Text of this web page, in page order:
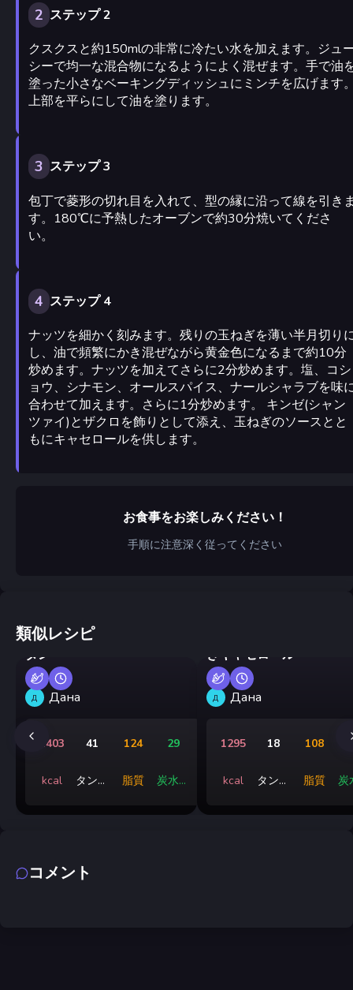
2 ステップ 2
クスクスと約150mlの非常に冷たい水を加えます。ジュ
シーで均一な混合物になるようによく混ぜます。手で油
塗った小さなベーキングディッシュにミンチを広げます
上部を平らにして油を塗ります。
3 ステップ 3
包丁で菱形の切れ目を入れて、型の縁に沿って線を引き
す。180℃に予熱したオーブンで約30分焼いてくださ
い。
4 ステップ 4
ナッツを細かく刻みます。残りの玉ねぎを薄い半月切り
し、油で頻繁にかき混ぜながら黄金色になるまで約10分
炒めます。ナッツを加えてさらに2分炒めます。塩、コシ
ョウ、シナモン、オールスパイス、ナールシャラブを味
合わせて加えます。さらに1分炒めます。 キンゼ(シャン
ツァイ)とザクロを飾りとして添え、玉ねぎのソースとと
もにキャセロールを供します。
お食事をお楽しみください！
手順に注意深く従ってください
類似レシピ
子供向けミートポテトグラ
タン
Д Дана
1403
kcal
41
タンパ
124
脂質
29
炭水化
きキャセロール
Д Дана
1295
kcal
18
タンパ
108
脂質
炭
コメント